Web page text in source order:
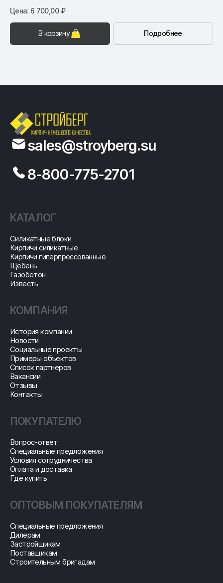
Цена: 6 700,00 ₽
В корзину Подробнее
sales@stroyberg.su
8-800-775-2701
КАТАЛОГ
Cиликатные блоки
Кирпичи силикатные
Кирпичи гиперпрессованные
Щебень
Газобетон
Известь
КОМПАНИЯ
История компании
Новости
Социальные проекты
Примеры объектов
Список партнеров
Вакансии
Отзывы
Контакты
ПОКУПАТЕЛЮ
Вопрос-ответ
Специальные предложения
Условия сотрудничества
Оплата и доставка
Где купить
ОПТОВЫМ ПОКУПАТЕЛЯМ
Специальные предложения
Дилерам
Застройщикам
Поставщикам
Строительным бригадам